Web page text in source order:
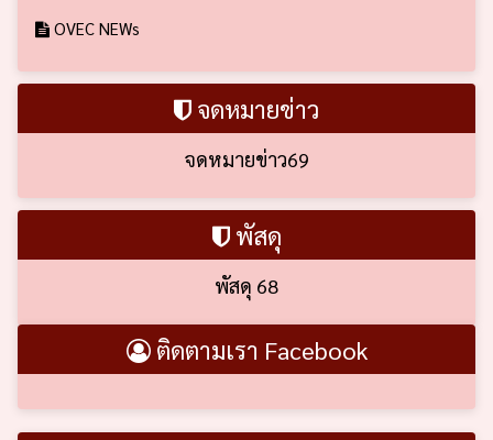
OVEC NEWs
จดหมายข่าว
จดหมายข่าว69
พัสดุ
พัสดุ 68
ติดตามเรา Facebook